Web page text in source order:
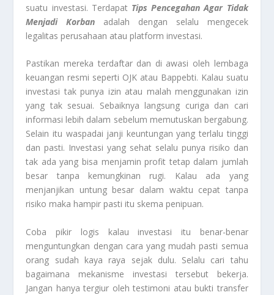
suatu investasi. Terdapat Tips Pencegahan Agar Tidak
Menjadi Korban adalah dengan selalu mengecek
legalitas perusahaan atau platform investasi.
Pastikan mereka terdaftar dan di awasi oleh lembaga
keuangan resmi seperti OJK atau Bappebti. Kalau suatu
investasi tak punya izin atau malah menggunakan izin
yang tak sesuai. Sebaiknya langsung curiga dan cari
informasi lebih dalam sebelum memutuskan bergabung.
Selain itu waspadai janji keuntungan yang terlalu tinggi
dan pasti. Investasi yang sehat selalu punya risiko dan
tak ada yang bisa menjamin profit tetap dalam jumlah
besar tanpa kemungkinan rugi. Kalau ada yang
menjanjikan untung besar dalam waktu cepat tanpa
risiko maka hampir pasti itu skema penipuan.
Coba pikir logis kalau investasi itu benar-benar
menguntungkan dengan cara yang mudah pasti semua
orang sudah kaya raya sejak dulu. Selalu cari tahu
bagaimana mekanisme investasi tersebut bekerja.
Jangan hanya tergiur oleh testimoni atau bukti transfer